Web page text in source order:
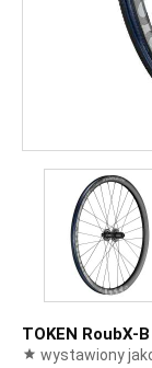
TOKEN RoubX-B
wystawiony